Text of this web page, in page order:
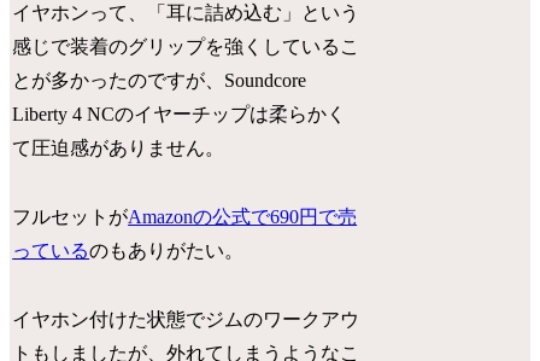
イヤホンって、「耳に詰め込む」という
感じで装着のグリップを強くしているこ
とが多かったのですが、Soundcore
Liberty 4 NCのイヤーチップは柔らかく
て圧迫感がありません。
フルセットがAmazonの公式で690円で売
っているのもありがたい。
イヤホン付けた状態でジムのワークアウ
トもしましたが、外れてしまうようなこ